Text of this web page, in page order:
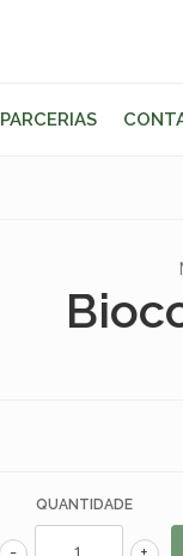
PARCERIAS
QUANTIDADE